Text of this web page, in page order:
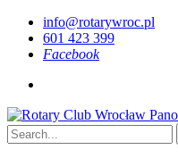
info@rotarywroc.pl
601 423 399
Facebook